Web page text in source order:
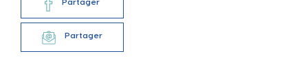
Partager
Partager